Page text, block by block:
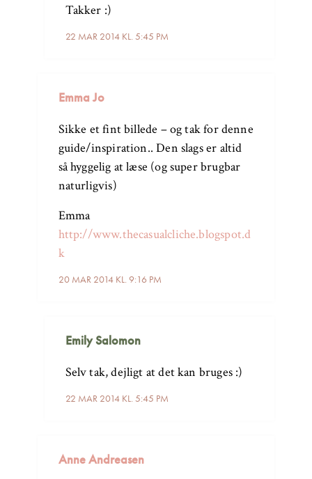
22 MAR 2014 KL. 5:45 PM
Takker :)
Emma Jo
20 MAR 2014 KL. 9:16 PM
Sikke et fint billede – og tak for denne
guide/inspiration.. Den slags er altid
så hyggelig at læse (og super brugbar
naturligvis)
Emma
http://www.thecasualcliche.blogspot.d
k
Emily Salomon
22 MAR 2014 KL. 5:45 PM
Selv tak, dejligt at det kan bruges :)
Anne Andreasen